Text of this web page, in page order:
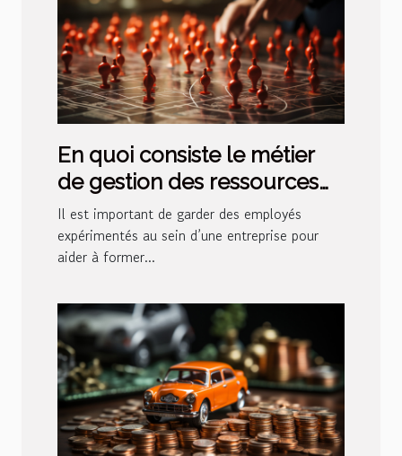
En quoi consiste le métier
de gestion des ressources
humaines ?
Il est important de garder des employés
expérimentés au sein d’une entreprise pour
aider à former...